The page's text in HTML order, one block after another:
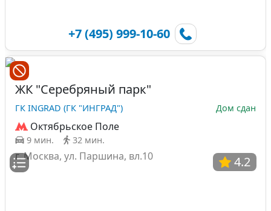
+7 (495) 999-10-60
4.2
ЖК "Серебряный парк"
ГК INGRAD (ГК "ИНГРАД") Дом сдан
Октябрьское Поле
9 мин. 32 мин.
г. Москва, ул. Паршина, вл.10